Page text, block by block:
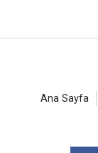
Ana Sayfa